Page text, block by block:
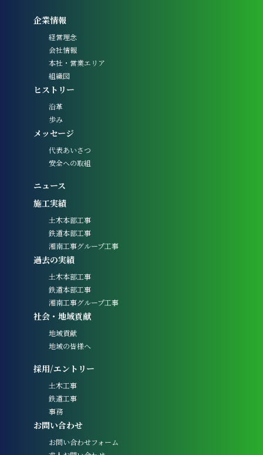
企業情報
経営理念
会社情報
本社・営業エリア
組織図
ヒストリー
沿革
歩み
メッセージ
代表あいさつ
安全への取組
ニュース
施工実績
土木本部工事
鉄道本部工事
湘南工事グループ工事
過去の実績
土木本部工事
鉄道本部工事
湘南工事グループ工事
社会・地域貢献
地域貢献
地域の皆様へ
採用/エントリー
土木工事
鉄道工事
事務
お問い合わせ
お問い合わせフォーム